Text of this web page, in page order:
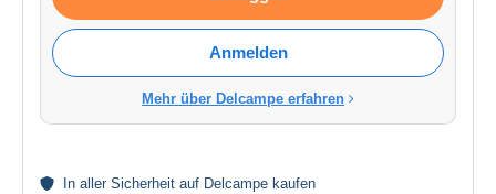
Anmelden
Mehr über Delcampe erfahren
In aller Sicherheit auf Delcampe kaufen